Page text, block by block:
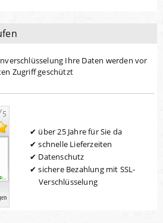
Ihre Daten werden vor
Zugriff geschützt
über 25 Jahre für Sie da
schnelle Lieferzeiten
Datenschutz
sichere Bezahlung mit SSL-
Verschlüsselung